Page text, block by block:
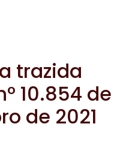
trazida
10.854 de
de 2021